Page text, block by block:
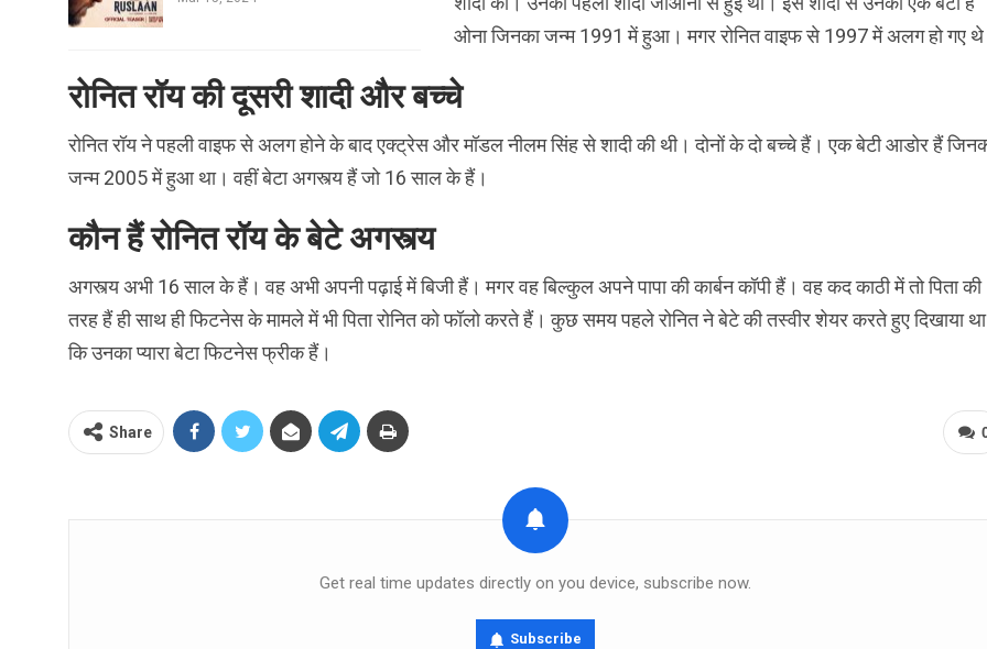
ओना जिनका जन्म 1991 में हुआ। मगर रोनित वाइफ से 1997 में अलग हो गए
रोनित रॉय की दूसरी शादी और बच्चे
रोनित रॉय ने पहली वाइफ से अलग होने के बाद एक्ट्रेस और मॉडल नीलम सिंह से शादी की थी। दोनों के दो बच्चे हैं। एक बेटी आडोर हैं
जन्म 2005 में हुआ था। वहीं बेटा अगस्त्य हैं जो 16 साल के हैं।
कौन हैं रोनित रॉय के बेटे अगस्त्य
अगस्त्य अभी 16 साल के हैं। वह अभी अपनी पढ़ाई में बिजी हैं। मगर वह बिल्कुल अपने पापा की कार्बन कॉपी हैं। वह कद काठी में तो पिता की
तरह हैं ही साथ ही फिटनेस के मामले में भी पिता रोनित को फॉलो करते हैं। कुछ समय पहले रोनित ने बेटे की तस्वीर शेयर करते हुए दिखाया था
कि उनका प्यारा बेटा फिटनेस फ्रीक हैं।
Share
Get real time updates directly on you device, subscribe now.
Subscribe